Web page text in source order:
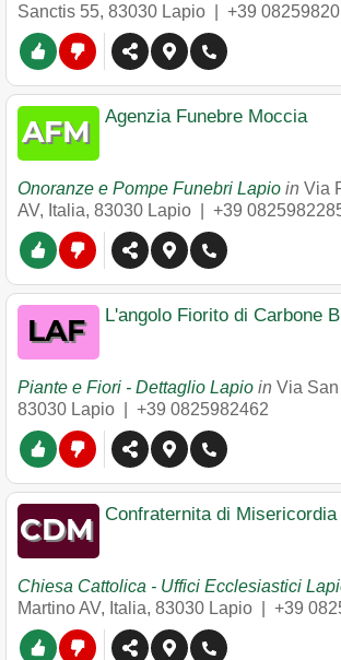
Sanctis 55, 83030 Lapio +39
Agenzia Funebre Moccia
Onoranze e Pompe Funebri Lapio in Via
AV, Italia, 83030 Lapio +39
L'angolo Fiorito di Carbone
Piante e Fiori - Dettaglio Lapio in Via
83030 Lapio +39 0825982462
Confraternita di Misericordia
Chiesa Cattolica - Uffici Ecclesiastici
Martino AV, Italia, 83030 Lapio +39